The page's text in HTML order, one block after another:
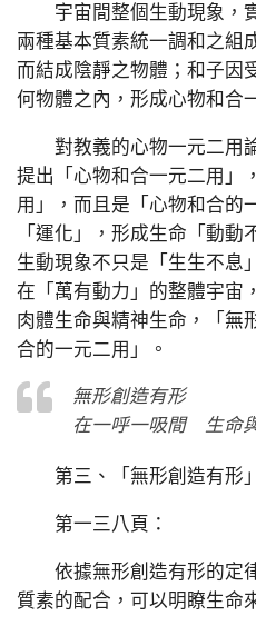
宇宙間整個生動現象，
兩種基本質素統一調和之組
而結成陰靜之物體；和子因
何物體之內，形成心物和合
對教義的心物一元二用論
提出「心物和合一元二用」
用」，而且是「心物和合的
「運化」，形成生命「動
生動現象不只是「生生不息
在「萬有動力」的整體宇宙
肉體生命與精神生命，「無
合的一元二用」。
無形創造有形
在一呼一吸間 生命
第三、「無形創造有形
第一三八頁：
依據無形創造有形的定
質素的配合，可以明瞭生命